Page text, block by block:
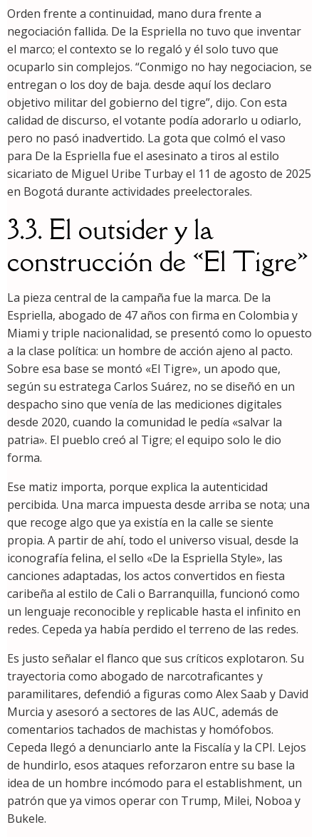
Orden frente a continuidad, mano dura frente a
negociación fallida. De la Espriella no tuvo que inventar
el marco; el contexto se lo regaló y él solo tuvo que
ocuparlo sin complejos. “Conmigo no hay negociacion, se
entregan o los doy de baja. desde aquí los declaro
objetivo militar del gobierno del tigre”, dijo. Con esta
calidad de discurso, el votante podía adorarlo u odiarlo,
pero no pasó inadvertido. La gota que colmó el vaso
para De la Espriella fue el asesinato a tiros al estilo
sicariato de Miguel Uribe Turbay el 11 de agosto de 2025
en Bogotá durante actividades preelectorales.
3.3. El outsider y la
construcción de «El Tigre»
La pieza central de la campaña fue la marca. De la
Espriella, abogado de 47 años con firma en Colombia y
Miami y triple nacionalidad, se presentó como lo opuesto
a la clase política: un hombre de acción ajeno al pacto.
Sobre esa base se montó «El Tigre», un apodo que,
según su estratega Carlos Suárez, no se diseñó en un
despacho sino que venía de las mediciones digitales
desde 2020, cuando la comunidad le pedía «salvar la
patria». El pueblo creó al Tigre; el equipo solo le dio
forma.
Ese matiz importa, porque explica la autenticidad
percibida. Una marca impuesta desde arriba se nota; una
que recoge algo que ya existía en la calle se siente
propia. A partir de ahí, todo el universo visual, desde la
iconografía felina, el sello «De la Espriella Style», las
canciones adaptadas, los actos convertidos en fiesta
caribeña al estilo de Cali o Barranquilla, funcionó como
un lenguaje reconocible y replicable hasta el infinito en
redes. Cepeda ya había perdido el terreno de las redes.
Es justo señalar el flanco que sus críticos explotaron. Su
trayectoria como abogado de narcotraficantes y
paramilitares, defendió a figuras como Alex Saab y David
Murcia y asesoró a sectores de las AUC, además de
comentarios tachados de machistas y homófobos.
Cepeda llegó a denunciarlo ante la Fiscalía y la CPI. Lejos
de hundirlo, esos ataques reforzaron entre su base la
idea de un hombre incómodo para el establishment, un
patrón que ya vimos operar con Trump, Milei, Noboa y
Bukele.